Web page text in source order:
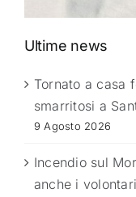
Ultime news
Tornato a casa
smarritosi a
9 Agosto 2026
Incendio sul
anche i